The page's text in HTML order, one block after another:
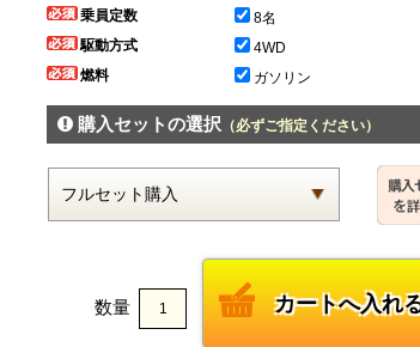
乗員定数
8名
駆動方式
4WD
燃料
ガソリン
購入セットの選択（必ずご指定ください）
数量